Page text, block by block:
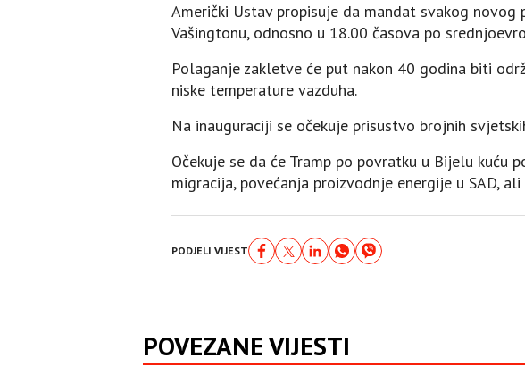
Američki Ustav propisuje da mandat svakog
Vašingtonu, odnosno u 18.00 časova po
Polaganje zakletve će put nakon 40 godina biti
niske temperature vazduha.
Na inauguraciji se očekuje prisustvo brojnih
Očekuje se da će Tramp po povratku u Bijelu
migracija, povećanja proizvodnje energije u SAD,
PODJELI VIJEST
POVEZANE VIJESTI